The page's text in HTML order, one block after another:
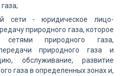
сети - юридическое лицо-
природного газа, которое
природного газа,
природного газа и
обслуживание, развитие
газа в определенных зонах и,